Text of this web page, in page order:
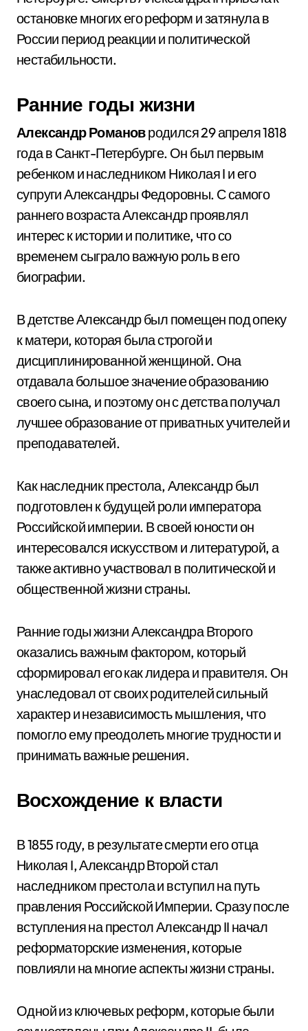
остановке многих его реформ и затянула в
России период реакции и политической
нестабильности.
Ранние годы жизни
Александр Романовродился 29 апреля 1818
года в Санкт-Петербурге. Он был первым
ребенком и наследником Николая I и его
супруги Александры Федоровны. С самого
раннего возраста Александр проявлял
интерес к истории и политике, что со
временем сыграло важную роль в его
биографии.
В детстве Александр был помещен под опеку
к матери, которая была строгой и
дисциплинированной женщиной. Она
отдавала большое значение образованию
своего сына, и поэтому он с детства получал
лучшее образование от приватных учителей и
преподавателей.
Как наследник престола, Александр был
подготовлен к будущей роли императора
Российской империи. В своей юности он
интересовался искусством и литературой, а
также активно участвовал в политической и
общественной жизни страны.
Ранние годы жизни Александра Второго
оказались важным фактором, который
сформировал его как лидера и правителя. Он
унаследовал от своих родителей сильный
характер и независимость мышления, что
помогло ему преодолеть многие трудности и
принимать важные решения.
Восхождение к власти
В 1855 году, в результате смерти его отца
Николая I, Александр Второй стал
наследником престола и вступил на путь
правления Российской Империи. Сразу после
вступления на престол Александр II начал
реформаторские изменения, которые
повлияли на многие аспекты жизни страны.
Одной из ключевых реформ, которые были